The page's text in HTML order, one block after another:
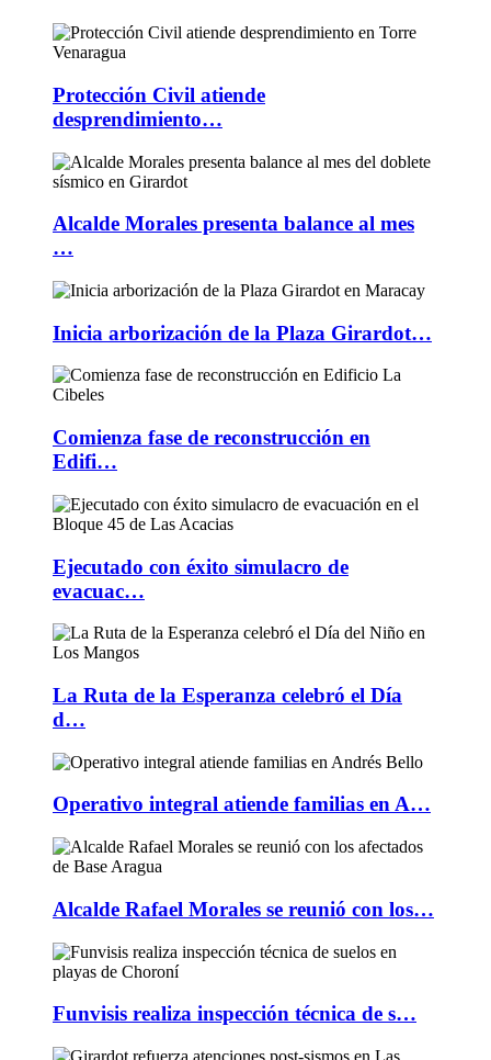
Protección Civil atiende
desprendimiento…
Alcalde Morales presenta balance al mes
…
Inicia arborización de la Plaza Girardot…
Comienza fase de reconstrucción en
Edifi…
Ejecutado con éxito simulacro de
evacuac…
La Ruta de la Esperanza celebró el Día
d…
Operativo integral atiende familias en A…
Alcalde Rafael Morales se reunió con los…
Funvisis realiza inspección técnica de s…